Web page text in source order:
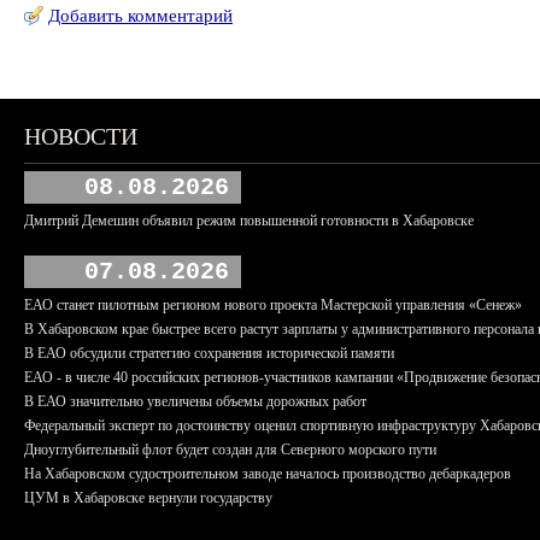
Добавить комментарий
НОВОСТИ
08.08.2026
Дмитрий Демешин объявил режим повышенной готовности в Хабаровске
07.08.2026
ЕАО станет пилотным регионом нового проекта Мастерской управления «Сенеж»
В Хабаровском крае быстрее всего растут зарплаты у административного персонала
В ЕАО обсудили стратегию сохранения исторической памяти
ЕАО - в числе 40 российских регионов-участников кампании «Продвижение
В ЕАО значительно увеличены объемы дорожных работ
Федеральный эксперт по достоинству оценил спортивную инфраструктуру
Дноуглубительный флот будет создан для Северного морского пути
На Хабаровском судостроительном заводе началось производство дебаркадеров
ЦУМ в Хабаровске вернули государству